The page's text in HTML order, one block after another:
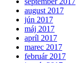
august 2017
jún 2017
máj 2017
apríl 2017
marec 2017
február 2017